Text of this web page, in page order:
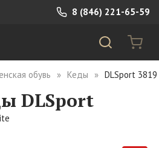
8 (846) 221-65-59
обувь Кеды DLSport
DLSport